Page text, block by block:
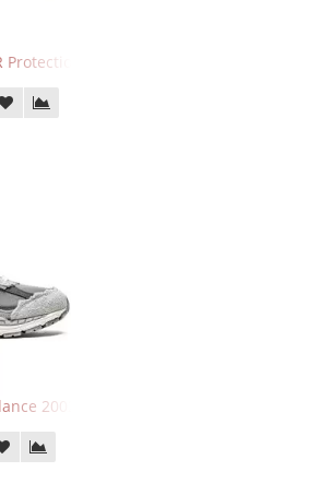
Phantom Black
2002R Protection Pack Grey